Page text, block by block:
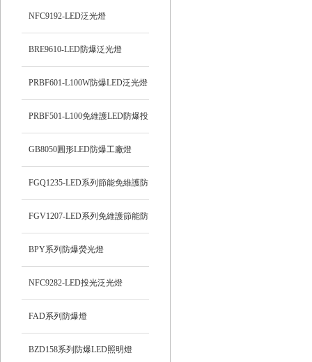
NFC9192-LED泛光燈
BRE9610-LED防爆泛光燈
PRBF601-L100W防爆LED泛光燈
PRBF501-L100免維護LED防爆投
光燈
GB8050圓形LED防爆工廠燈
FGQ1235-LED系列節能免維護防
爆投光燈
FGV1207-LED系列免維護節能防
爆燈
BPY系列防爆熒光燈
NFC9282-LED投光泛光燈
FAD系列防爆燈
BZD158系列防爆LED照明燈